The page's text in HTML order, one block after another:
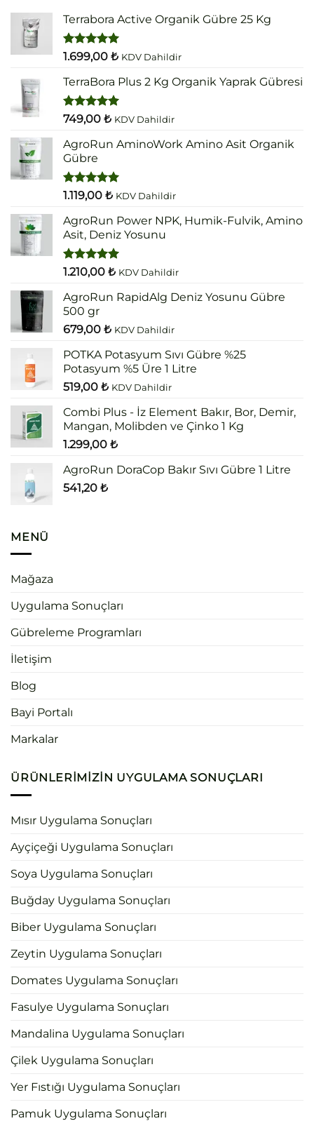
Terrabora Active Organik Gübre 25 Kg
5 üzerinden
oy
aldı
1.699,00 ₺ KDV Dahildir
TerraBora Plus 2 Kg Organik Yaprak Gübresi
5 üzerinden
oy
aldı
749,00 ₺ KDV Dahildir
AgroRun AminoWork Amino Asit Organik
Gübre
5 üzerinden
oy
aldı
1.119,00 ₺ KDV Dahildir
AgroRun Power NPK, Humik-Fulvik, Amino
Asit, Deniz Yosunu
5 üzerinden
oy
aldı
1.210,00 ₺ KDV Dahildir
AgroRun RapidAlg Deniz Yosunu Gübre
500 gr
679,00 ₺ KDV Dahildir
POTKA Potasyum Sıvı Gübre %25
Potasyum %5 Üre 1 Litre
519,00 ₺ KDV Dahildir
Combi Plus - İz Element Bakır, Bor, Demir,
Mangan, Molibden ve Çinko 1 Kg
1.299,00 ₺
AgroRun DoraCop Bakır Sıvı Gübre 1 Litre
541,20 ₺
MENÜ
Mağaza
Uygulama Sonuçları
Gübreleme Programları
İletişim
Blog
Bayi Portalı
Markalar
ÜRÜNLERIMIZIN UYGULAMA SONUÇLARI
Mısır Uygulama Sonuçları
Ayçiçeği Uygulama Sonuçları
Soya Uygulama Sonuçları
Buğday Uygulama Sonuçları
Biber Uygulama Sonuçları
Zeytin Uygulama Sonuçları
Domates Uygulama Sonuçları
Fasulye Uygulama Sonuçları
Mandalina Uygulama Sonuçları
Çilek Uygulama Sonuçları
Yer Fıstığı Uygulama Sonuçları
Pamuk Uygulama Sonuçları